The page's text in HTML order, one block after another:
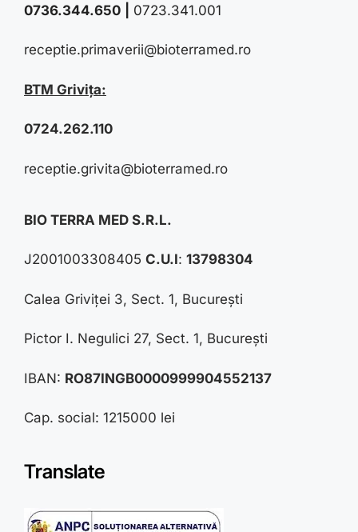
0736.344.650 0723.341.001
receptie.primaverii@bioterramed.ro
BTM Grivița:
0724.262.110
receptie.grivita@bioterramed.ro
BIO TERRA MED S.R.L.
J2001003308405 C.U.I: 13798304
Calea Griviței 3, Sect. 1, București
Pictor I. Negulici 27, Sect. 1, București
IBAN: RO87INGB0000999904552137
Cap. social: 1215000 lei
Translate